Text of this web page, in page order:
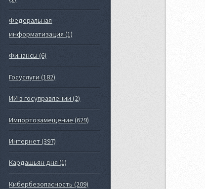
Федеральная
информатизация (1)
Финансы (6)
Госуслуги (182)
ИИ в госуправлении (2)
Импортозамещение (629)
Интернет (397)
Кардашьян дня (1)
Кибербезопасность (209)